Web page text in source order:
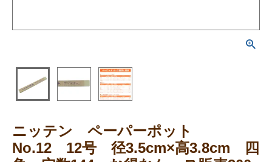
ニッテン ペーパーポット
No.12 12号 径3.5cm×高3.8cm 四